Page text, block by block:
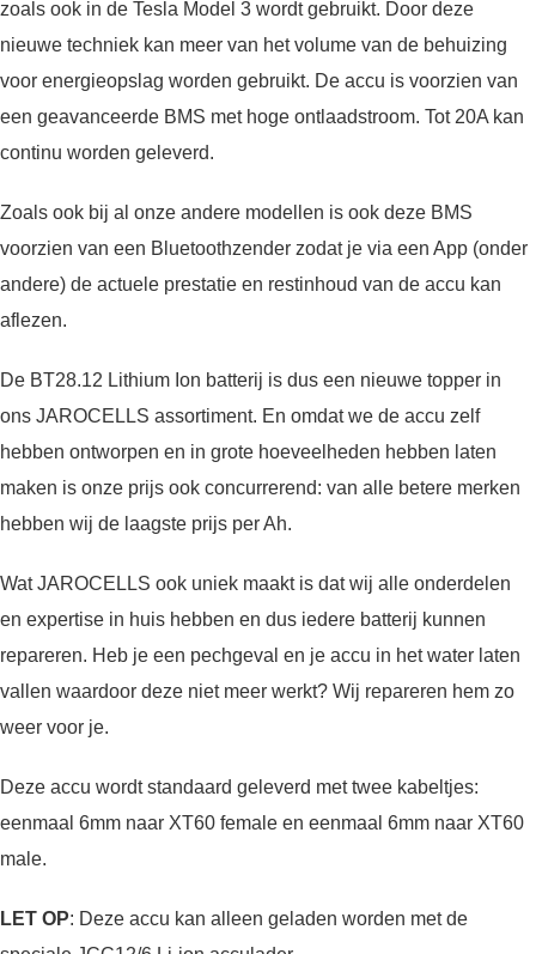
zoals ook in de Tesla Model 3 wordt gebruikt. Door deze
nieuwe techniek kan meer van het volume van de behuizing
voor energieopslag worden gebruikt. De accu is voorzien van
een geavanceerde BMS met hoge ontlaadstroom. Tot 20A kan
continu worden geleverd.
Zoals ook bij al onze andere modellen is ook deze BMS
voorzien van een Bluetoothzender zodat je via een App (onder
andere) de actuele prestatie en restinhoud van de accu kan
aflezen.
De BT28.12 Lithium Ion batterij is dus een nieuwe topper in
ons JAROCELLS assortiment. En omdat we de accu zelf
hebben ontworpen en in grote hoeveelheden hebben laten
maken is onze prijs ook concurrerend: van alle betere merken
hebben wij de laagste prijs per Ah.
Wat JAROCELLS ook uniek maakt is dat wij alle onderdelen
en expertise in huis hebben en dus iedere batterij kunnen
repareren. Heb je een pechgeval en je accu in het water laten
vallen waardoor deze niet meer werkt? Wij repareren hem zo
weer voor je.
Deze accu wordt standaard geleverd met twee kabeltjes:
eenmaal 6mm naar XT60 female en eenmaal 6mm naar XT60
male.
LET OP: Deze accu kan alleen geladen worden met de